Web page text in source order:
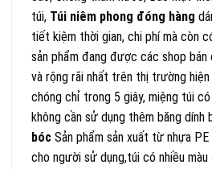
túi, Túi niêm phong đóng hàng
tiết kiệm thời gian, chi phí mà còn
sản phẩm đang được các shop bán
và rộng rãi nhất trên thị trường hiện
chóng chỉ trong 5 giây, miệng túi có
không cần sử dụng thêm băng dính
bóc Sản phẩm sản xuất từ nhựa PE
cho người sử dụng,túi có nhiều